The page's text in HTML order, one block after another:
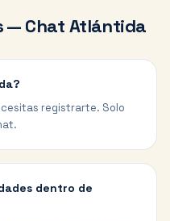
— Chat Atlántida
registrarte. Solo
dentro de